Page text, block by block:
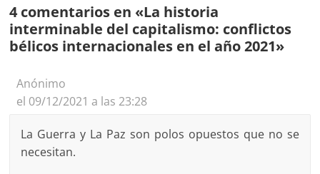
4 comentarios en «La historia
interminable del capitalismo: conflictos
bélicos internacionales en el año 2021»
Anónimo
el 09/12/2021 a las 23:28
La Guerra y La Paz son polos opuestos que no se
necesitan.